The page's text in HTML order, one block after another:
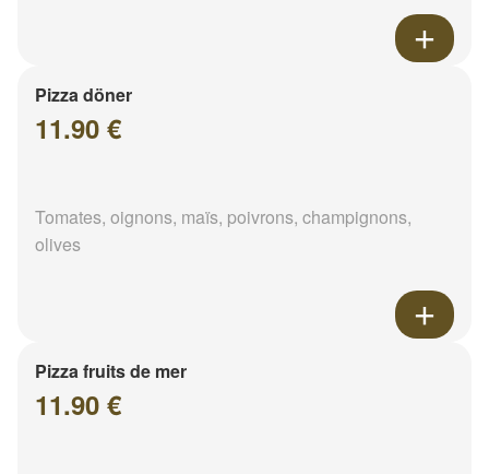
Pizza döner
11.90 €
Tomates, oignons, maïs, poivrons, champignons,
olives
Pizza fruits de mer
11.90 €